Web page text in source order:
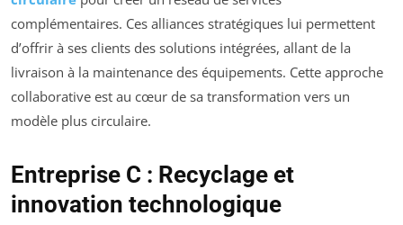
complémentaires. Ces alliances stratégiques lui permettent
d’offrir à ses clients des solutions intégrées, allant de la
livraison à la maintenance des équipements. Cette approche
collaborative est au cœur de sa transformation vers un
modèle plus circulaire.
Entreprise C : Recyclage et
innovation technologique